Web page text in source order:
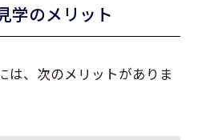
学のメリット
は、次のメリットがありま